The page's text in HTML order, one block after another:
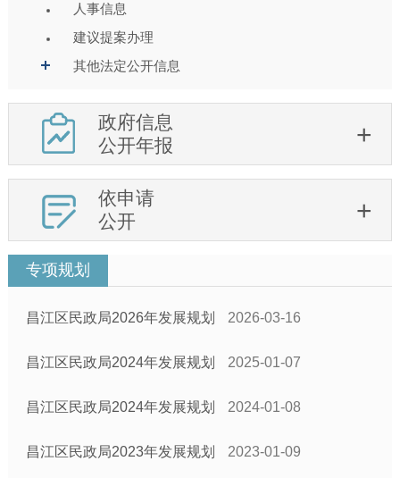
人事信息
建议提案办理
其他法定公开信息
政府信息
公开年报
依申请
公开
专项规划
昌江区民政局2026年发展规划 2026-03-16
昌江区民政局2024年发展规划 2025-01-07
昌江区民政局2024年发展规划 2024-01-08
昌江区民政局2023年发展规划 2023-01-09